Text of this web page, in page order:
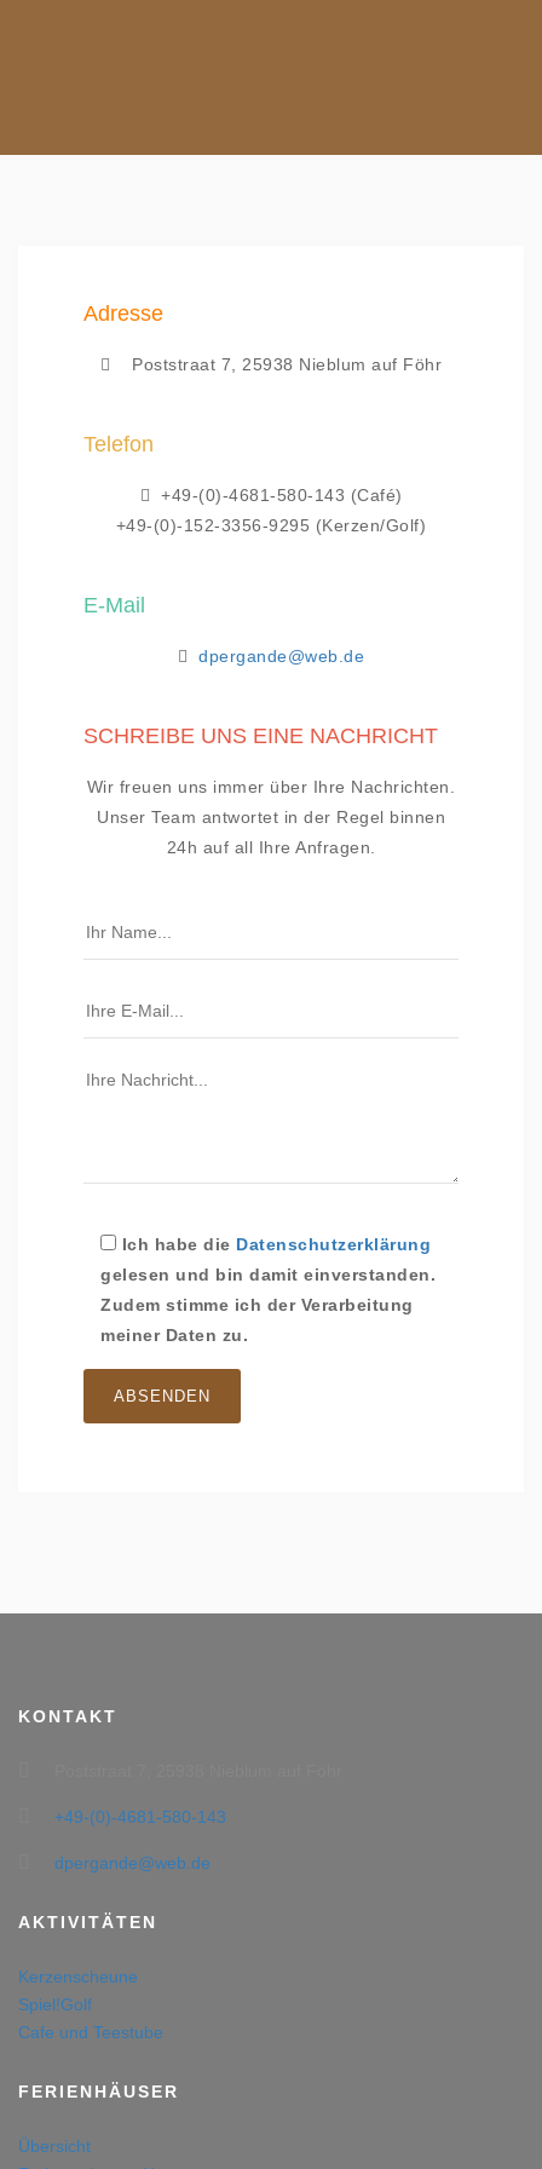
Adresse
Poststraat 7, 25938 Nieblum auf Föhr
Telefon
+49-(0)-4681-580-143 (Café)
+49-(0)-152-3356-9295 (Kerzen/Golf)
E-Mail
dpergande@web.de
SCHREIBE UNS EINE NACHRICHT
Wir freuen uns immer über Ihre Nachrichten.
Unser Team antwortet in der Regel binnen
24h auf all Ihre Anfragen.
Ich habe die Datenschutzerklärung
gelesen und bin damit einverstanden.
Zudem stimme ich der Verarbeitung
meiner Daten zu.
KONTAKT
+49-(0)-4681-580-143
dpergande@web.de
AKTIVITÄTEN
Kerzenscheune
Spiel!Golf
Cafe und Teestube
FERIENHÄUSER
Übersicht